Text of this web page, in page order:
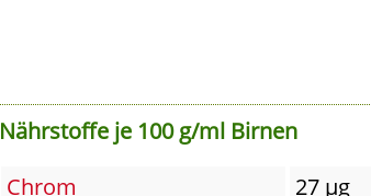
Nährstoffe je 100 g/ml Birnen
Chrom
27 µg